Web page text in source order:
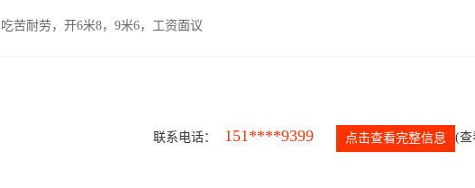
苦耐劳，开6米8，9米6，工资面议
联系电话： 151****9399 点击查看完整信息 (查